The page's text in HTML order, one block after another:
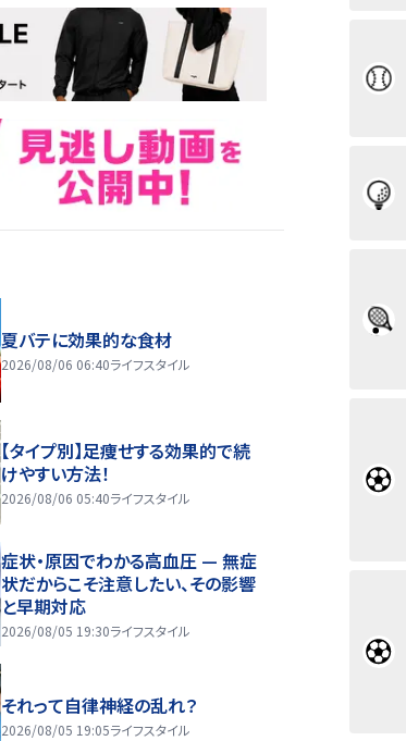
夏バテに効果的な食材
2026/08/06 06:40ライフスタイル
【タイプ別】足痩せする効果的で続
けやすい方法！
2026/08/06 05:40ライフスタイル
症状・原因でわかる高血圧 — 無症
状だからこそ注意したい、その影響
と早期対応
2026/08/05 19:30ライフスタイル
それって自律神経の乱れ？
2026/08/05 19:05ライフスタイル